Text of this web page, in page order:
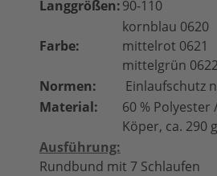
Langgrößen:90-110
Farbe:
kornblau 0620
mittelrot 0621
mittelgrün 0622
Normen:
Einlaufschutz
Material:
60 % Polyester
Köper, ca. 290
Ausführung:
Rundbund mit 7 Schlaufen